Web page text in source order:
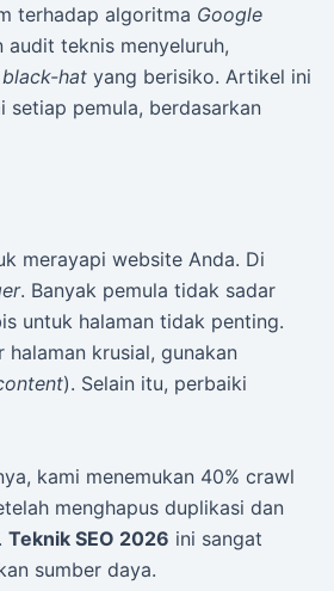
terhadap algoritma Google
teknis menyeluruh,
black-hat yang berisiko. Artikel ini
setiap pemula, berdasarkan
merayapi website Anda. Di
. Banyak pemula tidak sadar
untuk halaman tidak penting.
krusial, gunakan
). Selain itu, perbaiki
kami menemukan 40% crawl
menghapus duplikasi dan
Teknik SEO 2026 ini sangat
sumber daya.